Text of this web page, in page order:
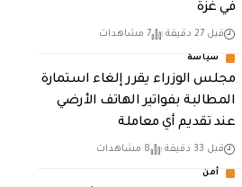
في غزة
قبل 27 دقيقة 7 مشاهدات
سياسة
مجلس الوزراء يقرر إلغاء استمارة
المطالبة بفواتير الهاتف الأرضي
عند تقديم أي معاملة
قبل 33 دقيقة 8 مشاهدات
أمن